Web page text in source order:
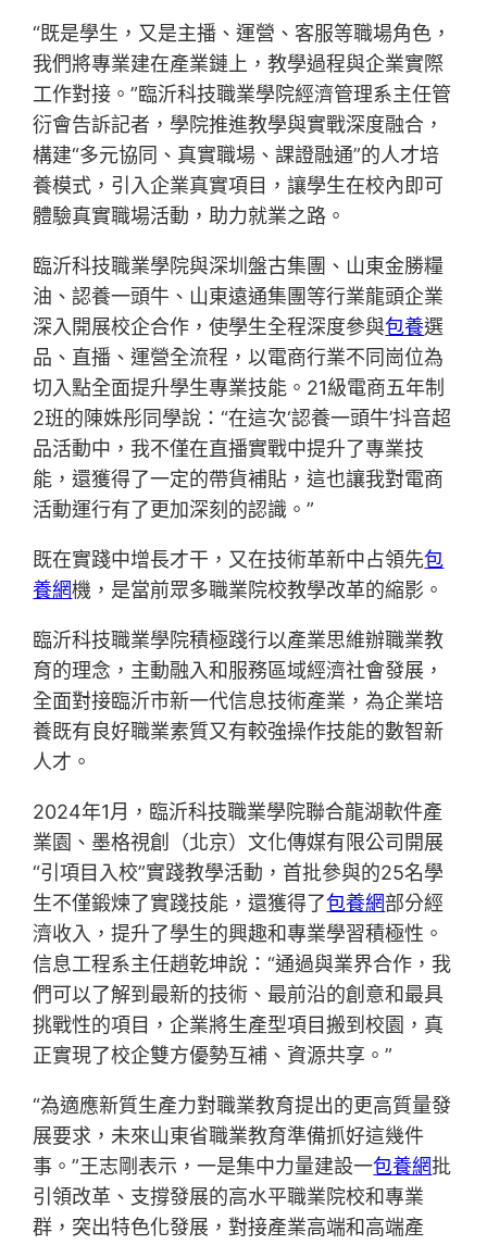
“既是學生，又是主播、運營、客服等職場角色，
我們將專業建在產業鏈上，教學過程與企業實際
工作對接。”臨沂科技職業學院經濟管理系主任管
衍會告訴記者，學院推進教學與實戰深度融合，
構建“多元協同、真實職場、課證融通”的人才培
養模式，引入企業真實項目，讓學生在校內即可
體驗真實職場活動，助力就業之路。
臨沂科技職業學院與深圳盤古集團、山東金勝糧
油、認養一頭牛、山東遠通集團等行業龍頭企業
深入開展校企合作，使學生全程深度參與包養選
品、直播、運營全流程，以電商行業不同崗位為
切入點全面提升學生專業技能。21級電商五年制
2班的陳姝彤同學說：“在這次‘認養一頭牛’抖音超
品活動中，我不僅在直播實戰中提升了專業技
能，還獲得了一定的帶貨補貼，這也讓我對電商
活動運行有了更加深刻的認識。”
既在實踐中增長才干，又在技術革新中占領先包
養網機，是當前眾多職業院校教學改革的縮影。
臨沂科技職業學院積極踐行以產業思維辦職業教
育的理念，主動融入和服務區域經濟社會發展，
全面對接臨沂市新一代信息技術產業，為企業培
養既有良好職業素質又有較強操作技能的數智新
人才。
2024年1月，臨沂科技職業學院聯合龍湖軟件產
業園、墨格視創（北京）文化傳媒有限公司開展
“引項目入校”實踐教學活動，首批參與的25名學
生不僅鍛煉了實踐技能，還獲得了包養網部分經
濟收入，提升了學生的興趣和專業學習積極性。
信息工程系主任趙乾坤說：“通過與業界合作，我
們可以了解到最新的技術、最前沿的創意和最具
挑戰性的項目，企業將生產型項目搬到校園，真
正實現了校企雙方優勢互補、資源共享。”
“為適應新質生產力對職業教育提出的更高質量發
展要求，未來山東省職業教育準備抓好這幾件
事。”王志剛表示，一是集中力量建設一包養網批
引領改革、支撐發展的高水平職業院校和專業
群，突出特色化發展，對接產業高端和高端產